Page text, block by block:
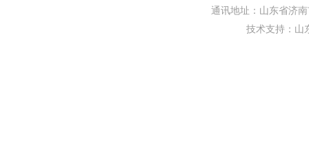
通讯地址：山东省济
技术支持： 山